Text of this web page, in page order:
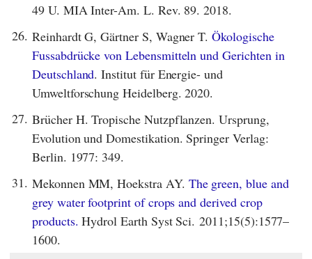
49 U. MIA Inter-Am. L. Rev. 89. 2018.
26. Reinhardt G, Gärtner S, Wagner T.Ökologische
Fussabdrücke von Lebensmitteln und Gerichten in
Deutschland. Institut für Energie- und
Umweltforschung Heidelberg. 2020.
27. Brücher H. Tropische Nutzpflanzen. Ursprung,
Evolution und Domestikation. Springer Verlag:
Berlin. 1977: 349.
31. Mekonnen MM, Hoekstra AY. The green, blue and
grey water footprint of crops and derived crop
products. Hydrol Earth Syst Sci. 2011;15(5):1577–
1600.